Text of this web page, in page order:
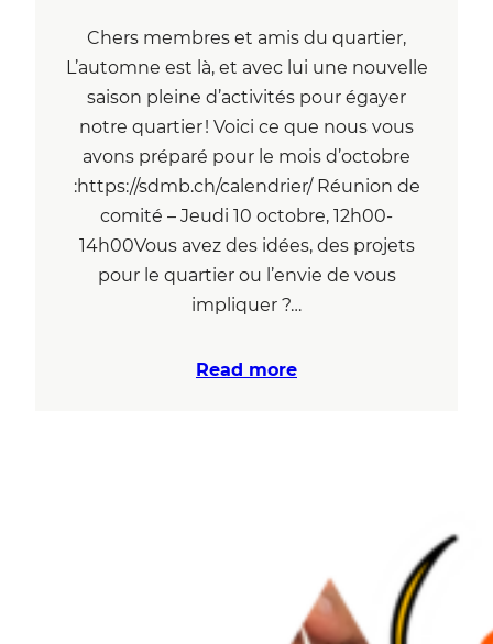
Chers membres et amis du quartier,
L’automne est là, et avec lui une nouvelle
saison pleine d’activités pour égayer
notre quartier ! Voici ce que nous vous
avons préparé pour le mois d’octobre
:https://sdmb.ch/calendrier/ Réunion de
comité – Jeudi 10 octobre, 12h00-
14h00Vous avez des idées, des projets
pour le quartier ou l’envie de vous
impliquer ?…
Read more